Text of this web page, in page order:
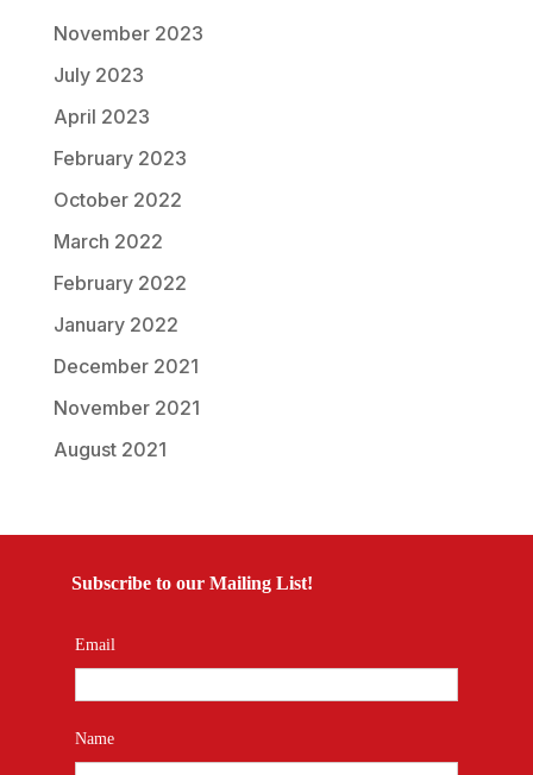
November 2023
July 2023
April 2023
February 2023
October 2022
March 2022
February 2022
January 2022
December 2021
November 2021
August 2021
Subscribe to our Mailing List!
Email
Name